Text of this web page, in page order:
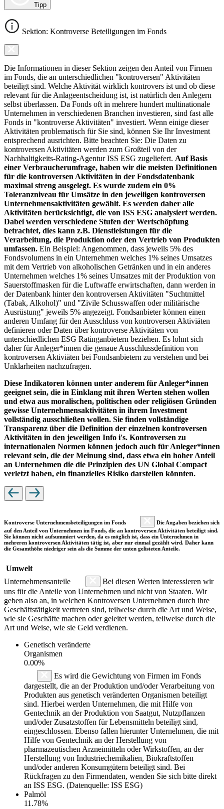
Tipp
Sektion: Kontroverse Beteiligungen im Fonds
Die Informationen in dieser Sektion zeigen den Anteil von Firmen
im Fonds, die an unterschiedlichen "kontroversen" Aktivitäten
beteiligt sind. Welche Aktivität wirklich kontrovers ist und ob diese
relevant für die Anlageentscheidung ist, ist natürlich den Anlegern
selbst überlassen. Da Fonds oft in mehrere hundert multinationale
Unternehmen in verschiedenen Branchen investieren, sind fast alle
Fonds in "kontroverse Aktivitäten" investiert. Wenn einige dieser
Aktivitäten problematisch für Sie sind, können Sie Ihr Investment
entsprechend ausrichten. Bitte beachten Sie: Die Daten zu
kontroversen Aktivitäten werden zum Großteil von der
Nachhaltigkeits-Rating-Agentur ISS ESG zugeliefert. Auf Basis
einer Verbraucherumfrage, haben wir die meisten Definitionen
für die kontroversen Aktivitäten in der Fondsdatenbank
maximal streng ausgelegt. Es wurde zudem ein 0%
Toleranzniveau für Umsätze in den jeweiligen kontroversen
Unternehmensaktivitäten gewählt. Es werden daher alle
Aktivitäten berücksichtigt, die von ISS ESG analysiert werden.
Dabei werden verschiedene Stufen der Wertschöpfung
betrachtet, dies kann z.B. Dienstleistungen für die
Verarbeitung, die Produktion oder den Vertrieb von Produkten
umfassen. Ein Beispiel: Angenommen, dass jeweils 5% des
Fondsvolumens in ein Unternehmen welches 1% seines Umsatzes
mit dem Vertrieb von alkoholischen Getränken und in ein anderes
Unternehmen welches 1% seines Umsatzes mit der Produktion von
Sauerstoffmasken für die Luftwaffe erwirtschaften, dann werden in
der Datenbank hinter den kontroversen Aktivitäten "Suchtmittel
(Tabak, Alkohol)" und "Zivile Schusswaffen oder militärische
Ausrüstung" jeweils 5% angezeigt. Fondsanbieter können einen
anderen Umfang für den Ausschluss von kontroversen Aktiviäten
definieren oder Daten über kontroverse Aktivitäten von
unterschiedlichen ESG Ratinganbietern beziehen. Es lohnt sich
daher für Anleger*innen die genaue Ausschlussdefinition von
kontroversen Aktiviäten bei Fondsanbietern zu verstehen und bei
Unklarheiten nachzufragen.
Diese Indikatoren können unter anderem für Anleger*innen
geeignet sein, die in Einklang mit ihren Werten stehen wollen
und etwa aus moralischen, politischen oder religiösen Gründen
gewisse Unternehmensaktivitäten in ihrem Investment
vollständig ausschließen wollen. Sie finden vollständige
Transparenz über die Definition der einzelnen kontroversen
Aktivitäten in den jeweiligen Info i's. Kontroversen zu
internationalen Normen können jedoch auch für Anleger*innen
relevant sein, die der Meinung sind, dass etwa ein hoher Anteil
an Unternehmen die die Prinzipien des UN Global Compact
verletzt haben, ein finanzielles Risiko darstellen könnten.
Kontroverse Unternehmensbeteiligungen im Fonds
Die Angaben beziehen sich
auf den Anteil von Unternehmen im Fonds, die an kontroversen Aktivitäten beteiligt sind.
Sie können nicht aufsummiert werden, da es möglich ist, dass ein Unternehmen in
mehreren kontroversen Aktivitäten tätig ist, aber nur einmal gezählt wird. Daher kann
die Gesamthöhe niedriger sein als die Summe der unten gelisteten Anteile.
Umwelt
Unternehmensanteile
Bei diesen Werten interessieren wir
uns für die Anteile von Unternehmen und nicht von Staaten. Wir
geben also an, in welchen Kontroversen Unternehmen durch ihre
Geschäftstätigkeit vertreten sind, teilweise durch die Art und Weise,
wie sie Geschäfte machen oder geleitet werden, teilweise durch die
Art und Weise, wie sie Geld verdienen.
Genetisch veränderte
Organismen
0.00%
Es wird die Gewichtung von Firmen im Fonds
dargestellt, die an der Produktion und/oder Verarbeitung von
Produkten aus genetisch veränderten Organismen beteiligt
sind. Hierbei werden Unternehmen, die mit Hilfe von
Gentechnik an der Produktion von Saatgut, Nutzpflanzen
und/oder Zusatzstoffen für Lebensmitteln beteiligt sind,
eingeschlossen. Ebenso fallen hierunter Unternehmen, die mit
Hilfe von Gentechnik an der Herstellung von
pharmazeutischen Arzneimitteln oder Wirkstoffen, an der
Herstellung von Industriechemikalien, Biokraftstoffen
und/oder anderen Konsumgütern beteiligt sind. Bei
Rückfragen zu den Firmendaten, wenden Sie sich bitte direkt
an ISS ESG. (Datenquelle: ISS ESG)
Palmöl
11.78%